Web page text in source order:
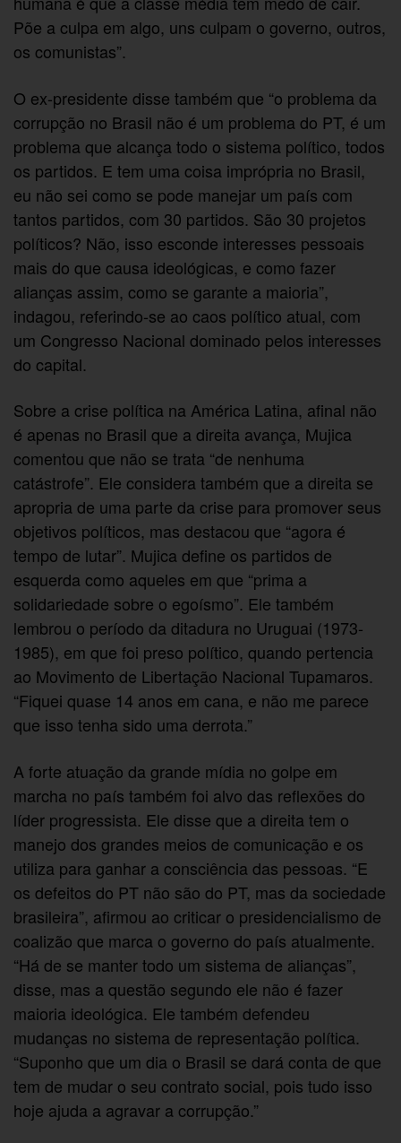
Põe a culpa em algo, uns culpam o governo, outros,
os comunistas”.
O ex-presidente disse também que “o problema da
corrupção no Brasil não é um problema do PT, é um
problema que alcança todo o sistema político, todos
os partidos. E tem uma coisa imprópria no Brasil,
eu não sei como se pode manejar um país com
tantos partidos, com 30 partidos. São 30 projetos
políticos? Não, isso esconde interesses pessoais
mais do que causa ideológicas, e como fazer
alianças assim, como se garante a maioria”,
indagou, referindo-se ao caos político atual, com
um Congresso Nacional dominado pelos interesses
do capital.
Sobre a crise política na América Latina, afinal não
é apenas no Brasil que a direita avança, Mujica
comentou que não se trata “de nenhuma
catástrofe”. Ele considera também que a direita se
apropria de uma parte da crise para promover seus
objetivos políticos, mas destacou que “agora é
tempo de lutar”. Mujica define os partidos de
esquerda como aqueles em que “prima a
solidariedade sobre o egoísmo”. Ele também
lembrou o período da ditadura no Uruguai (1973-
1985), em que foi preso político, quando pertencia
ao Movimento de Libertação Nacional Tupamaros.
“Fiquei quase 14 anos em cana, e não me parece
que isso tenha sido uma derrota.”
A forte atuação da grande mídia no golpe em
marcha no país também foi alvo das reflexões do
líder progressista. Ele disse que a direita tem o
manejo dos grandes meios de comunicação e os
utiliza para ganhar a consciência das pessoas. “E
os defeitos do PT não são do PT, mas da sociedade
brasileira”, afirmou ao criticar o presidencialismo de
coalizão que marca o governo do país atualmente.
“Há de se manter todo um sistema de alianças”,
disse, mas a questão segundo ele não é fazer
maioria ideológica. Ele também defendeu
mudanças no sistema de representação política.
“Suponho que um dia o Brasil se dará conta de que
tem de mudar o seu contrato social, pois tudo isso
hoje ajuda a agravar a corrupção.”